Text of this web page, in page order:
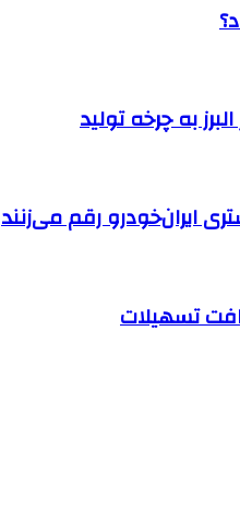
ایران‌خودرو رقم می‌زنند